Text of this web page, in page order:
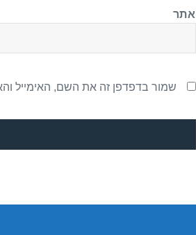
אתר
שמור בדפדפן זה את השם, האימייל